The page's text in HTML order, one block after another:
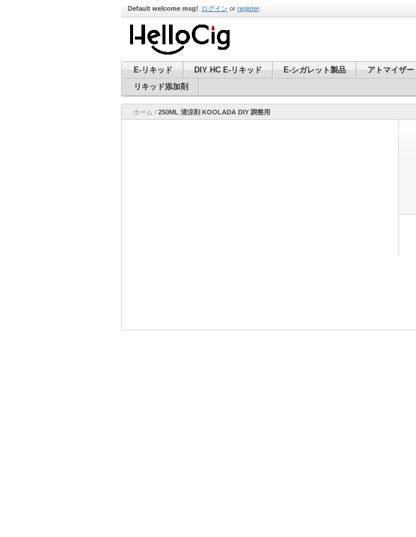
Default welcome msg! ログイン or register.
E-リキッド DIY HC E-リキッド E-シガレット製品 アトマイザー
リキッド添加剤
ホーム / 250ML 清涼剤 KOOLADA DIY 調整用